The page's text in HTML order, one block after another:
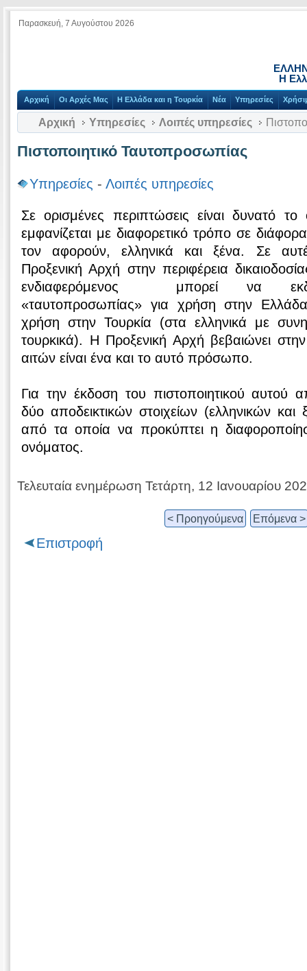
Παρασκευή, 7 Αυγούστου 2026
Η
Αρχική Οι Αρχές Μας Η Ελλάδα και η Τουρκία Νέα Υπηρεσίες
Αρχική Υπηρεσίες Λοιπές υπηρεσίες
Πιστοποιητικό Ταυτοπροσωπίας
Υπηρεσίες - Λοιπές υπηρεσίες
Σε ορισμένες περιπτώσεις είναι δυνατό
εμφανίζεται με διαφορετικό τρόπο σε
τον αφορούν, ελληνικά και ξένα. Σε
Προξενική Αρχή στην περιφέρεια
ενδιαφερόμενος μπορεί να
«ταυτοπροσωπίας» για χρήση στην
χρήση στην Τουρκία (στα ελληνικά με
τουρκικά). Η Προξενική Αρχή βεβαιώνει
αιτών είναι ένα και το αυτό πρόσωπο.
Για την έκδοση του πιστοποιητικού αυτού
δύο αποδεικτικών στοιχείων (ελληνικών
από τα οποία να προκύπτει η
ονόματος.
Τελευταία ενημέρωση Τετάρτη, 12 Ιανουαρίου
< Προηγούμενα Επόμενα >
Επιστροφή